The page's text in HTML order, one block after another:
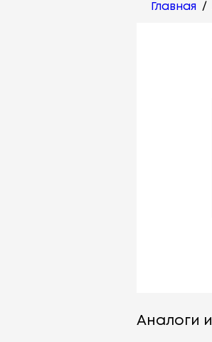
Главная /
Аналоги